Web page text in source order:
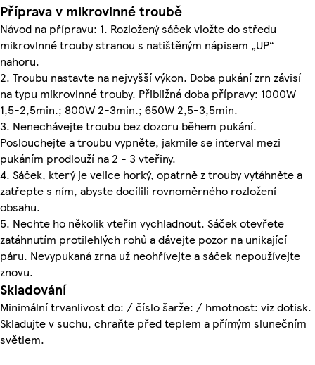
Příprava v mikrovlnné troubě
Návod na přípravu: 1. Rozložený sáček vložte do středu
mikrovlnné trouby stranou s natištěným nápisem „UP“
nahoru.
2. Troubu nastavte na nejvyšší výkon. Doba pukání zrn závisí
na typu mikrovlnné trouby. Přibližná doba přípravy: 1000W
1,5-2,5min.; 800W 2-3min.; 650W 2,5-3,5min.
3. Nenechávejte troubu bez dozoru během pukání.
Poslouchejte a troubu vypněte, jakmile se interval mezi
pukáním prodlouží na 2 - 3 vteřiny.
4. Sáček, který je velice horký, opatrně z trouby vytáhněte a
zatřepte s ním, abyste docílili rovnoměrného rozložení
obsahu.
5. Nechte ho několik vteřin vychladnout. Sáček otevřete
zatáhnutím protilehlých rohů a dávejte pozor na unikající
páru. Nevypukaná zrna už neohřívejte a sáček nepoužívejte
znovu.
Skladování
Minimální trvanlivost do: / číslo šarže: / hmotnost: viz dotisk.
Skladujte v suchu, chraňte před teplem a přímým slunečním
světlem.